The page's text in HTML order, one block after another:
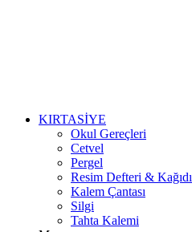
KIRTASİYE
Okul Gereçleri
Cetvel
Pergel
Resim Defteri & Kağıdı
Kalem Çantası
Silgi
Tahta Kalemi